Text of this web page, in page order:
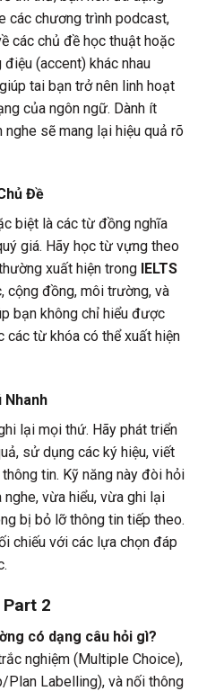
các chương trình podcast,
các chủ đề học thuật hoặc
(accent) khác nhau
tai bạn trở nên linh hoạt
của ngôn ngữ. Dành ít
sẽ mang lại hiệu quả rõ
Đề
biệt là các từ đồng nghĩa
giá. Hãy học từ vựng theo
xuất hiện trong IELTS
cộng đồng, môi trường, và
bạn không chỉ hiểu được
từ khóa có thể xuất hiện
Nhanh
lại mọi thứ. Hãy phát triển
sử dụng các ký hiệu, viết
tin. Kỹ năng này đòi hỏi
vừa hiểu, vừa ghi lại
bị bỏ lỡ thông tin tiếp theo.
chiếu với các lựa chọn đáp
Part 2
có dạng câu hỏi gì?
nghiệm (Multiple Choice),
Labelling), và nối thông